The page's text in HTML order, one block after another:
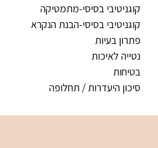
קוגניטיבי בסיסי-מתמטיקה
קוגניטיבי בסיסי-הבנת הנקרא
פתרון בעיות
נטייה לאיכות
בטיחות
סיכון היעדרות / תחלופה